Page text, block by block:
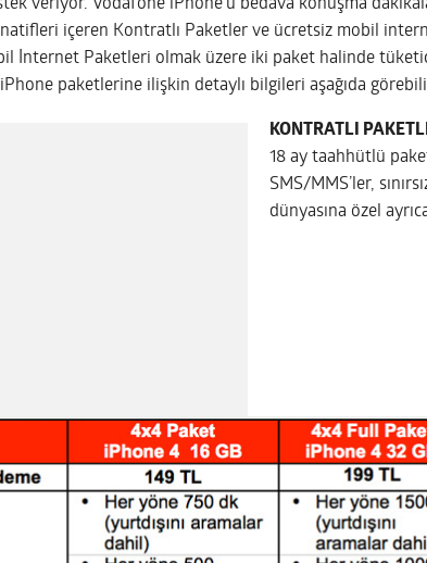
veriyor. Vodafone iPhone’u bedava konuşma
içeren Kontratlı Paketler ve ücretsiz mobil
İnternet Paketleri olmak üzere iki paket halinde
paketlerine ilişkin detaylı bilgileri aşağıda
KONTRATLI
18 ay taahhütlü
SMS/MMS’ler,
dünyasına özel